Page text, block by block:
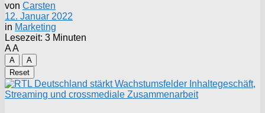
von Carsten
12. Januar 2022
in Marketing
Lesezeit: 3 Minuten
AA
A
A
Reset